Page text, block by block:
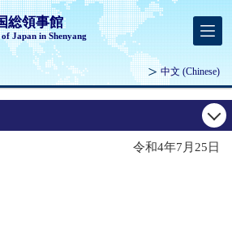
総領事館
Japan in Shenyang
中文 (Chinese)
令和4年7月25日